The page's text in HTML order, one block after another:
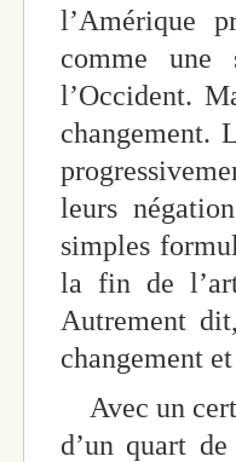
l’Amérique
comme
l’Occident.
changement.
leurs
simples
la fin de
Autrement
changement
Avec un
d’un quart